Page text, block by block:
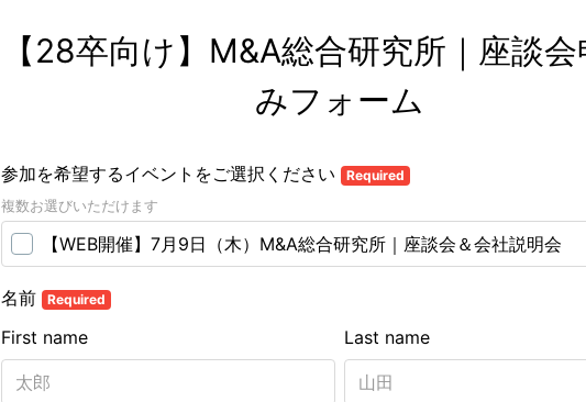
【28卒向け】M&A総合研究所｜座談
みフォーム
参加を希望するイベントをご選択ください Required
複数お選びいただけます
【WEB開催】7月9日（木）M&A総合研究所｜座談会＆会社説明会
名前 Required
Last name
First name